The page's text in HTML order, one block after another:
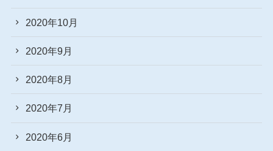
2020年10月
2020年9月
2020年8月
2020年7月
2020年6月